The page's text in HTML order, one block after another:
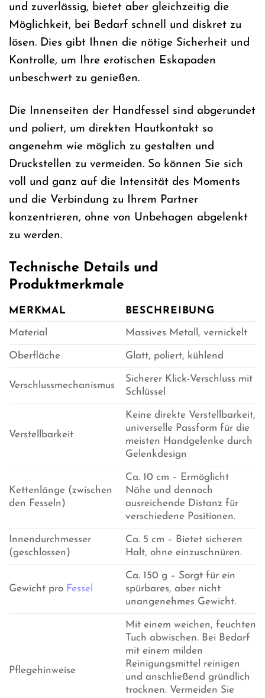
und zuverlässig, bietet aber gleichzeitig die
Möglichkeit, bei Bedarf schnell und diskret zu
lösen. Dies gibt Ihnen die nötige Sicherheit und
Kontrolle, um Ihre erotischen Eskapaden
unbeschwert zu genießen.
Die Innenseiten der Handfessel sind abgerundet
und poliert, um direkten Hautkontakt so
angenehm wie möglich zu gestalten und
Druckstellen zu vermeiden. So können Sie sich
voll und ganz auf die Intensität des Moments
und die Verbindung zu Ihrem Partner
konzentrieren, ohne von Unbehagen abgelenkt
zu werden.
Technische Details und
Produktmerkmale
MERKMAL BESCHREIBUNG
Material Massives Metall, vernickelt
Oberfläche Glatt, poliert, kühlend
Verschlussmechanismus
Sicherer Klick-Verschluss mit
Schlüssel
Verstellbarkeit
Keine direkte Verstellbarkeit,
universelle Passform für die
meisten Handgelenke durch
Gelenkdesign
Kettenlänge (zwischen
den Fesseln)
Ca. 10 cm – Ermöglicht
Nähe und dennoch
ausreichende Distanz für
verschiedene Positionen.
Innendurchmesser
(geschlossen)
Ca. 5 cm – Bietet sicheren
Halt, ohne einzuschnüren.
Gewicht pro Fessel
Ca. 150 g – Sorgt für ein
spürbares, aber nicht
unangenehmes Gewicht.
Pflegehinweise
Mit einem weichen, feuchten
Tuch abwischen. Bei Bedarf
mit einem milden
Reinigungsmittel reinigen
und anschließend gründlich
trocknen. Vermeiden Sie